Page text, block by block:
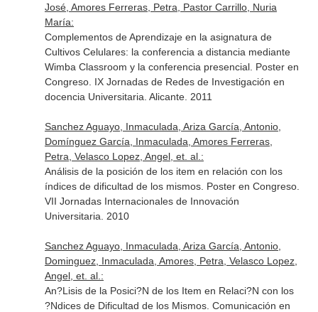
José, Amores Ferreras, Petra, Pastor Carrillo, Nuria
María:
Complementos de Aprendizaje en la asignatura de
Cultivos Celulares: la conferencia a distancia mediante
Wimba Classroom y la conferencia presencial. Poster en
Congreso. IX Jornadas de Redes de Investigación en
docencia Universitaria. Alicante. 2011
Sanchez Aguayo, Inmaculada, Ariza García, Antonio,
Domínguez García, Inmaculada, Amores Ferreras,
Petra, Velasco Lopez, Angel, et. al.:
Análisis de la posición de los item en relación con los
índices de dificultad de los mismos. Poster en Congreso.
VII Jornadas Internacionales de Innovación
Universitaria. 2010
Sanchez Aguayo, Inmaculada, Ariza García, Antonio,
Dominguez, Inmaculada, Amores, Petra, Velasco Lopez,
Angel, et. al.:
An?Lisis de la Posici?N de los Item en Relaci?N con los
?Ndices de Dificultad de los Mismos. Comunicación en